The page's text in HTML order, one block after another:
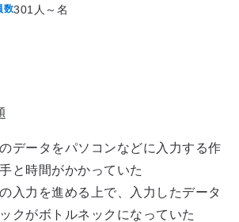
数301人～名
データをパソコンなどに入力する作
と時間がかかっていた
入力を進める上で、入力したデータ
クがボトルネックになっていた